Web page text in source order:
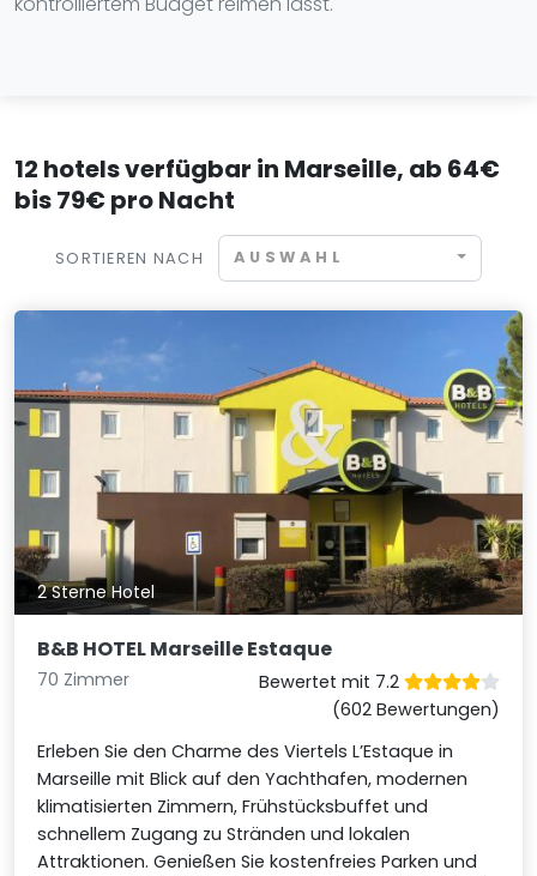
12 hotels verfügbar in Marseille, ab 64€
bis 79€ pro Nacht
SORTIEREN NACH AUSWAHL
2 Sterne Hotel
B&B HOTEL Marseille Estaque
70 Zimmer
Bewertet mit 7.2
(602 Bewertungen)
Erleben Sie den Charme des Viertels L’Estaque in
Marseille mit Blick auf den Yachthafen, modernen
klimatisierten Zimmern, Frühstücksbuffet und
schnellem Zugang zu Stränden und lokalen
Attraktionen. Genießen Sie kostenfreies Parken und